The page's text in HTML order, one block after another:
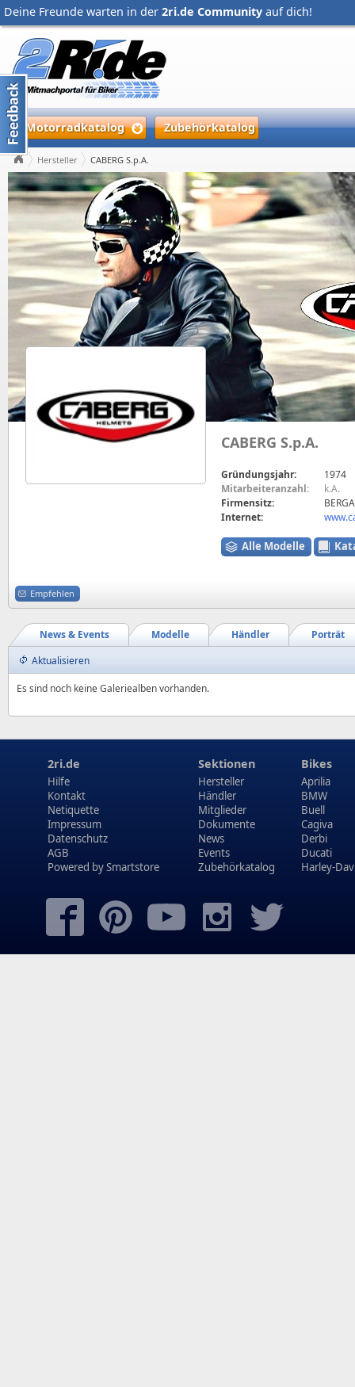
Deine Freunde warten in der 2ri.de Community auf dich!
Motorradkatalog Zubehörkatalog
Hersteller CABERG S.p.A.
CABERG S.p.A.
Gründungsjahr:
1974
Mitarbeiteranzahl:
k.A.
Firmensitz:
Internet:
Alle Modelle
Empfehlen
Porträt
Händler
Modelle
News & Events
Aktualisieren
Es sind noch keine Galeriealben vorhanden.
2ri.de
Hilfe
Kontakt
Netiquette
Impressum
Datenschutz
AGB
Powered bySmartstore
Sektionen
Hersteller
Händler
Mitglieder
Dokumente
News
Events
Zubehörkatalog
Bikes
Aprilia
BMW
Buell
Cagiva
Derbi
Ducati
Harley-